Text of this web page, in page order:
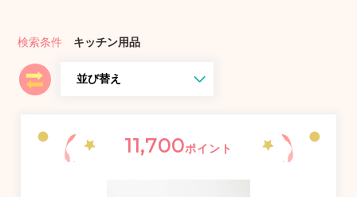
検索条件 キッチン用品
11,700ポイント